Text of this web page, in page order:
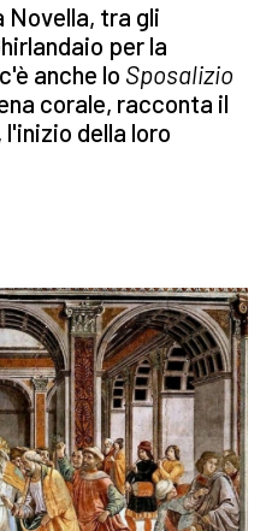
Novella, tra gli
per la
anche lo Sposalizio
corale, racconta il
l'inizio della loro